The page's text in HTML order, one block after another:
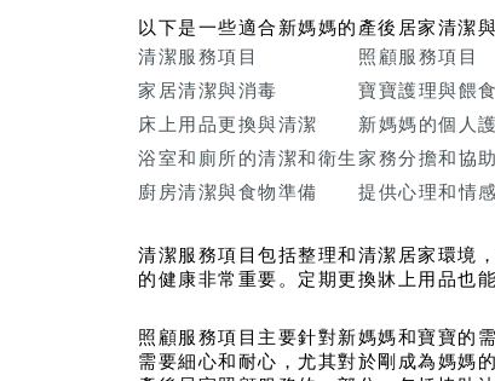
以下是一些適合新媽媽的產後居家清潔
清潔服務項目
照顧服務項目
家居清潔與消毒
寶寶護理與餵食
床上用品更換與清潔
新媽媽的個人
浴室和廁所的清潔和衛生家務分擔和協助
廚房清潔與食物準備
提供心理和情
清潔服務項目包括整理和清潔居家環境
的健康非常重要。定期更換牀上用品也
照顧服務項目主要針對新媽媽和寶寶的
需要細心和耐心，尤其對於剛成為媽媽